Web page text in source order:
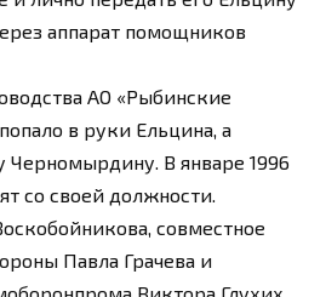
аппарат помощников
АО «Рыбинские
в руки Ельцина, а
Черномырдину. В январе 1996
со своей должности.
совместное
Павла Грачева и